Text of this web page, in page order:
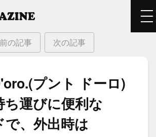
前の記事 次の記事
プント ドーロ)
ち​運びに​便利な​
で、​外出時は​